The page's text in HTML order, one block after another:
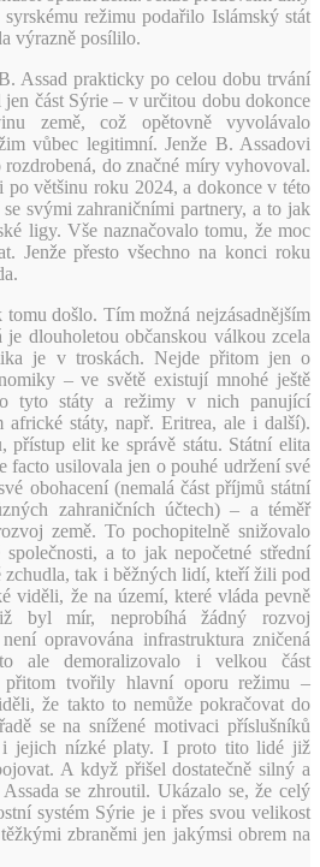
režimu podařilo Islámský stát
výrazně posílilo.
Assad prakticky po celou dobu trvání
část Sýrie – v určitou dobu dokonce
země, což opětovně vyvolávalo
vůbec legitimní. Jenže B. Assadovi
do značné míry vyhovoval.
většinu roku 2024, a dokonce v této
svými zahraničními partnery, a to jak
ligy. Vše naznačovalo tomu, že moc
Jenže přesto všechno na konci roku
došlo. Tím možná nejzásadnějším
dlouholetou občanskou válkou zcela
je v troskách. Nejde přitom jen o
– ve světě existují mnohé ještě
tyto státy a režimy v nich panující
africké státy, např. Eritrea, ale i další).
přístup elit ke správě státu. Státní elita
facto usilovala jen o pouhé udržení své
obohacení (nemalá část příjmů státní
zahraničních účtech) – a téměř
země. To pochopitelně snižovalo
a to jak nepočetné střední
zchudla, tak i běžných lidí, kteří žili pod
viděli, že na území, které vláda pevně
byl mír, neprobíhá žádný rozvoj
opravována infrastruktura zničená
ale demoralizovalo i velkou část
přitom tvořily hlavní oporu režimu –
že takto to nemůže pokračovat do
se na snížené motivaci příslušníků
i jejich nízké platy. I proto tito lidé již
A když přišel dostatečně silný a
se zhroutil. Ukázalo se, že celý
systém Sýrie je i přes svou velikost
zbraněmi jen jakýmsi obrem na